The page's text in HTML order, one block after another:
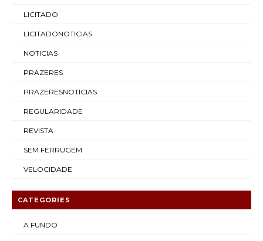
LICITADO
LICITADONOTICIAS
NOTICIAS
PRAZERES
PRAZERESNOTICIAS
REGULARIDADE
REVISTA
SEM FERRUGEM
VELOCIDADE
CATEGORIES
A FUNDO